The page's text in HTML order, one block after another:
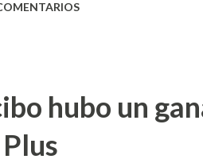
de la Urbanización
hubo un